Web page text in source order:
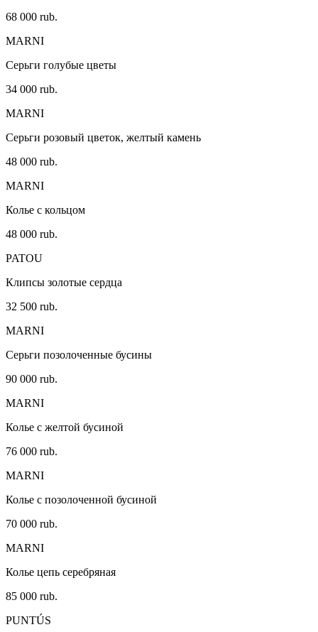
68 000 rub.
MARNI
Серьги голубые цветы
34 000 rub.
MARNI
Серьги розовый цветок, желтый камень
48 000 rub.
MARNI
Колье с кольцом
48 000 rub.
PATOU
Клипсы золотые сердца
32 500 rub.
MARNI
Серьги позолоченные бусины
90 000 rub.
MARNI
Колье с желтой бусиной
76 000 rub.
MARNI
Колье с позолоченной бусиной
70 000 rub.
MARNI
Колье цепь серебряная
85 000 rub.
PUNTÚS